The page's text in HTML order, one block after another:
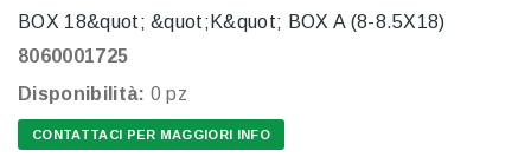
BOX 18&quot; &quot;K&quot; BOX A (8-8.5X18)
8060001725
Disponibilità: 0 pz
CONTATTACI PER MAGGIORI INFO